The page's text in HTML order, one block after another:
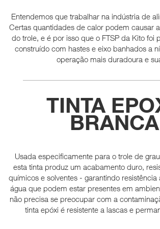
Entendemos que trabalhar na indústria de
Certas quantidades de calor podem causar
do trole, e é por isso que o FTSP da Kito foi
construído com hastes e eixo banhados a
operação mais duradoura e
TINTA
BRANCA
Usada especificamente para o trole de
esta tinta produz um acabamento duro,
químicos e solventes - garantindo resistência
água que podem estar presentes em
não precisa se preocupar com a
tinta epóxi é resistente a lascas e